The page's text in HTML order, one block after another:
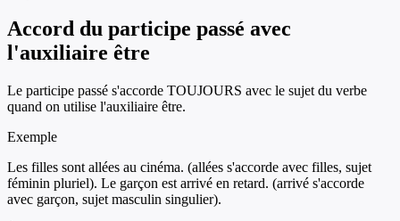
Accord du participe passé avec
l'auxiliaire être
Le participe passé s'accorde TOUJOURS avec le sujet du verbe
quand on utilise l'auxiliaire être.
Exemple
Les filles sont allées au cinéma. (allées s'accorde avec filles, sujet
féminin pluriel). Le garçon est arrivé en retard. (arrivé s'accorde
avec garçon, sujet masculin singulier).